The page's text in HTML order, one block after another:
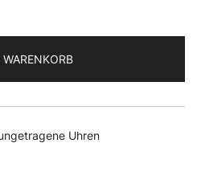
Uhren